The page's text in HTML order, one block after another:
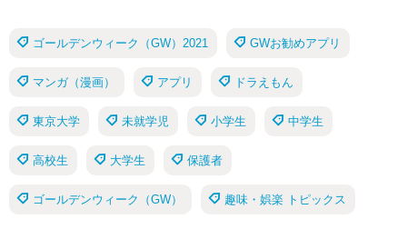
ゴールデンウィーク（GW）2021 GWお勧めアプリ
マンガ（漫画） アプリ ドラえもん
東京大学 未就学児 小学生 中学生
高校生 大学生 保護者
ゴールデンウィーク（GW） 趣味・娯楽 トピックス